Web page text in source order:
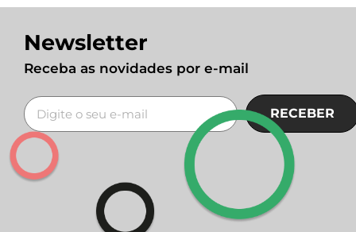
Newsletter
Receba as novidades por e-mail
RECEBER